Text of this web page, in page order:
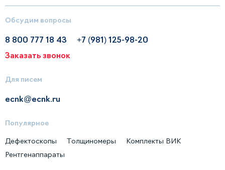
Обсудим вопросы
8 800 777 18 43
+7 (981) 125-98-20
Заказать звонок
Для писем
ecnk@ecnk.ru
Популярное
Дефектоскопы Толщиномеры
Комплекты ВИК
Рентгенаппараты